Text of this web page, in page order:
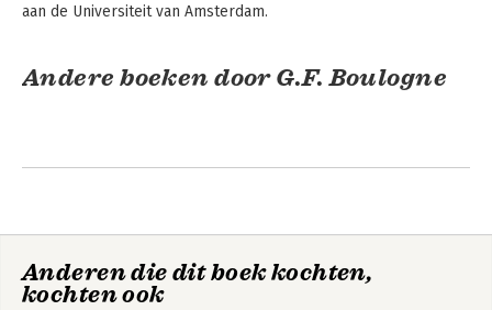
aan de Universiteit van Amsterdam.
Andere boeken door G.F. Boulogne
Anderen die dit boek kochten,
kochten ook